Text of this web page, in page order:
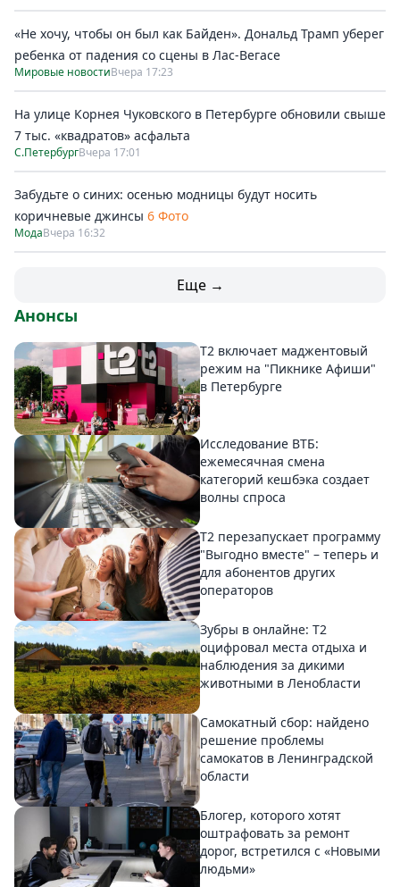
«Не хочу, чтобы он был как Байден». Дональд Трамп уберег
ребенка от падения со сцены в Лас-Вегасе
Мировые новостиВчера 17:23
На улице Корнея Чуковского в Петербурге обновили свыше
7 тыс. «квадратов» асфальта
С.ПетербургВчера 17:01
Забудьте о синих: осенью модницы будут носить
коричневые джинсы 6 Фото
МодаВчера 16:32
Еще →
Анонсы
Т2 включает маджентовый
режим на "Пикнике Афиши"
в Петербурге
Исследование ВТБ:
ежемесячная смена
категорий кешбэка создает
волны спроса
Т2 перезапускает программу
"Выгодно вместе" – теперь и
для абонентов других
операторов
Зубры в онлайне: Т2
оцифровал места отдыха и
наблюдения за дикими
животными в Ленобласти
Самокатный сбор: найдено
решение проблемы
самокатов в Ленинградской
области
Блогер, которого хотят
оштрафовать за ремонт
дорог, встретился с «Новыми
людьми»